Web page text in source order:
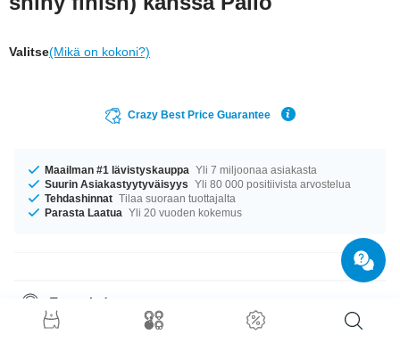
Valitse(Mikä on kokoni?)
Crazy Best Price Guarantee
Maailman #1 lävistyskauppa Yli 7 miljoonaa asiakasta
Suurin Asiakastyytyväisyys Yli 80 000 positiivista arvostelua
Tehdashinnat Tilaa suoraan tuottajalta
Parasta Laatua Yli 20 vuoden kokemus
Tuotetiedot
Saatavilla koossa 1.6 mm. Oli kokosi mikä tahansa, meiltä löytyy.